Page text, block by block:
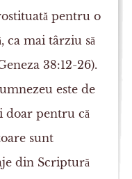
pentru o
ca mai târziu să
38:12-26).
este de
doar pentru că
sunt
din Scriptură